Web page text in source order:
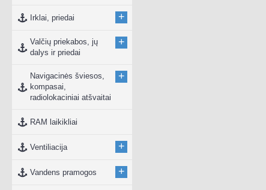
Irklai, priedai +
Valčių priekabos, jų
dalys ir priedai
+
Navigacinės šviesos,
kompasai,
radiolokaciniai atšvaitai
+
RAM laikikliai
Ventiliacija +
Vandens pramogos +